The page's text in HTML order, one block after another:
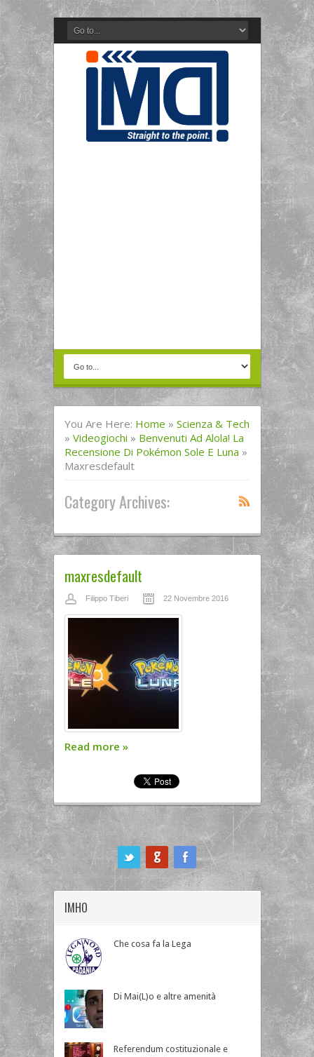
You Are Here: Home » Scienza & Tech
» Videogiochi » Benvenuti Ad Alola! La
Recensione Di Pokémon Sole E Luna »
Maxresdefault
Category Archives:
maxresdefault
Filippo Tiberi 22 Novembre 2016
Read more »
IMHO
Che cosa fa la Lega
Di Mai(L)o e altre amenità
Referendum costituzionale e